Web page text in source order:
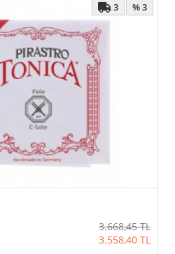
% 3
3
3.668,45 TL
3.558,40 TL